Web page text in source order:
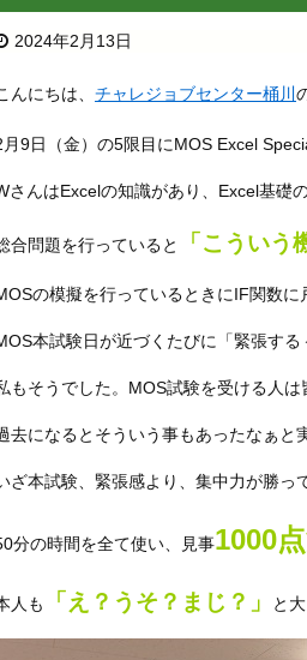
2024年2月13日
んにちは、 チャレジョブセンター桶川
月9日（金）の5限目にMOS Excel
さんはExcelの知識があり、Excel基礎
合問題を行っていると 「こういう
の模擬を行っているときにIF関数に
本試験日が近づくたびに「緊張す
もそうでした。MOS試験を受ける人は
去になるとそういう事もあったなぁと
ざ本試験、緊張感より、集中力が勝っ
分の時間を全て使い、見事1000
人も 「え？うそ？まじ？」 と